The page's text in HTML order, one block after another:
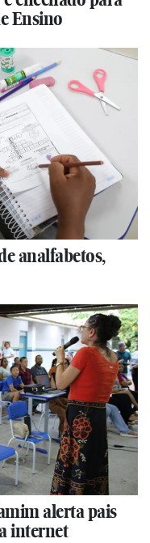
Ensino
analfabetos,
alerta pais
internet